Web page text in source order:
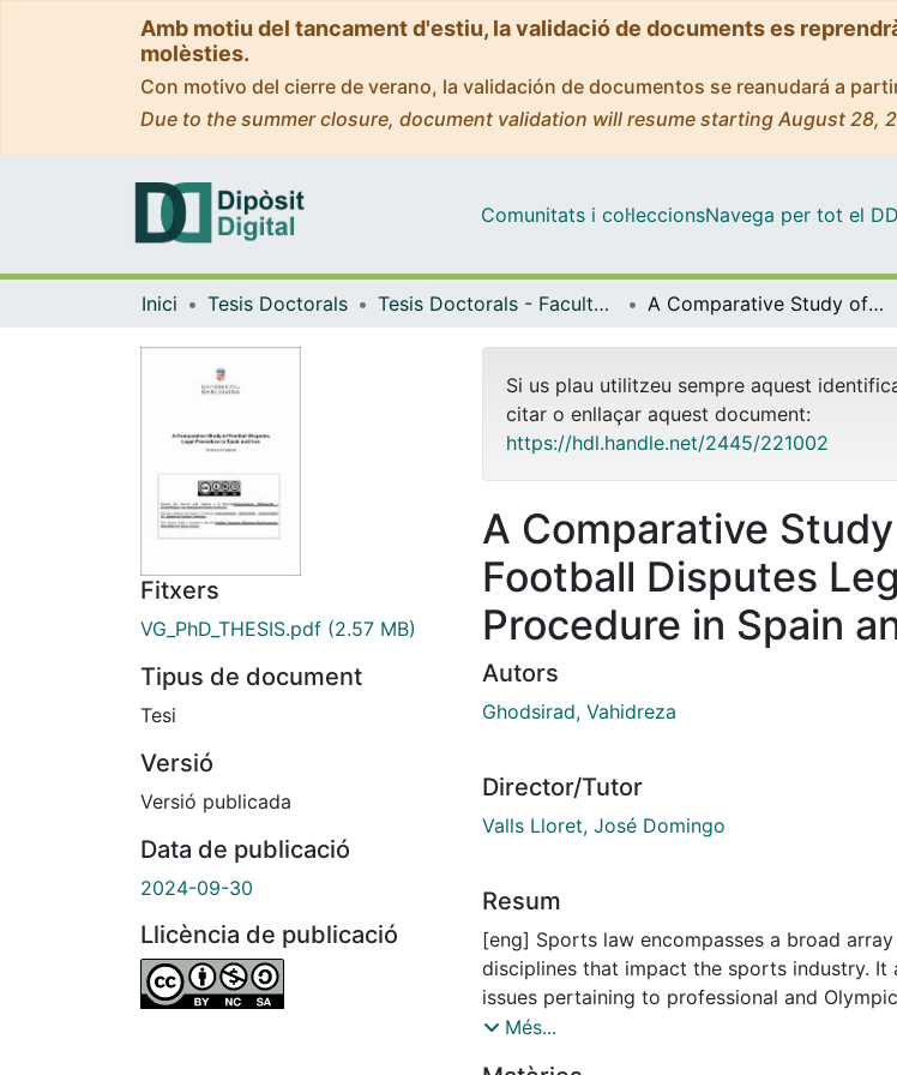
Amb motiu del tancament d'estiu, la validació de documents es
molèsties.
Con motivo del cierre de verano, la validación de documentos se reanudará a
Due to the summer closure, document validation will resume starting August 28,
Comunitats i col·leccionsNavega per tot el DD
Inici Tesis Doctorals Tesis Doctorals - Facultat - Dret A Comparative Study of Football Disputes Legal Procedure in Spain and Iran
Fitxers
VG_PhD_THESIS.pdf (2.57 MB)
Tipus de document
Tesi
Versió
Versió publicada
Data de publicació
2024-09-30
Llicència de publicació
Si us plau utilitzeu sempre aquest
citar o enllaçar aquest document:
https://hdl.handle.net/2445/221002
A Comparative
Football Disputes
Procedure in Spain
Autors
Ghodsirad, Vahidreza
Director/Tutor
Valls Lloret, José Domingo
Resum
[eng] Sports law encompasses a broad
disciplines that impact the sports industry. It
issues pertaining to professional and
well as those involving youth and amateur
Més...